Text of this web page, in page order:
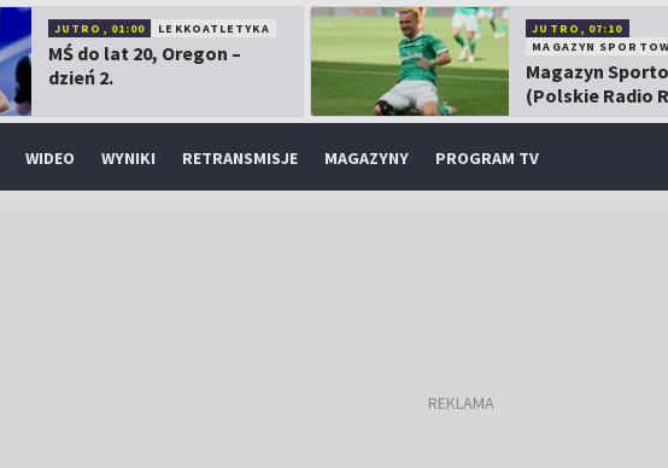
JUTRO, 01:00 LEKKOATLETYKA
MŚ do lat 20, Oregon –
dzień 2.
JUTRO, 07:10
MAGAZYN
Magazyn
(Polskie Radio
WIDEO WYNIKI RETRANSMISJE MAGAZYNY PROGRAM TV